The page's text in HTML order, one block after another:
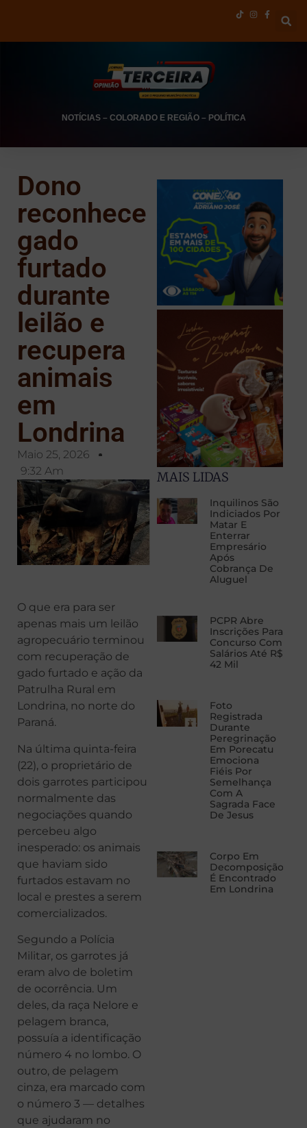
NOTÍCIAS– COLORADO E REGIÃO– POLÍTICA
Dono
reconhece
gado
furtado
durante
leilão e
recupera
animais
em
Londrina
Maio 25, 2026
9:32 Am
O que era para ser
apenas mais um leilão
agropecuário terminou
com recuperação de
gado furtado e ação da
Patrulha Rural em
Londrina, no norte do
Paraná.
Na última quinta-feira
(22), o proprietário de
dois garrotes participou
normalmente das
negociações quando
percebeu algo
inesperado: os animais
que haviam sido
furtados estavam no
local e prestes a serem
comercializados.
Segundo a Polícia
Militar, os garrotes já
eram alvo de boletim
de ocorrência. Um
deles, da raça Nelore e
pelagem branca,
possuía a identificação
número 4 no lombo. O
outro, de pelagem
cinza, era marcado com
o número 3 — detalhes
que ajudaram no
MAIS LIDAS
Inquilinos São
Indiciados Por
Matar E
Enterrar
Empresário
Após
Cobrança De
Aluguel
PCPR Abre
Inscrições Para
Concurso Com
Salários Até R$
42 Mil
Foto
Registrada
Durante
Peregrinação
Em Porecatu
Emociona
Fiéis Por
Semelhança
Com A
Sagrada Face
De Jesus
Corpo Em
Decomposição
É Encontrado
Em Londrina